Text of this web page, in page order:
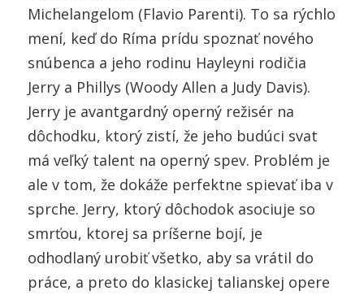
Michelangelom (Flavio Parenti). To sa rýchlo
mení, keď do Ríma prídu spoznať nového
snúbenca a jeho rodinu Hayleyni rodičia
Jerry a Phillys (Woody Allen a Judy Davis).
Jerry je avantgardný operný režisér na
dôchodku, ktorý zistí, že jeho budúci svat
má veľký talent na operný spev. Problém je
ale v tom, že dokáže perfektne spievať iba v
sprche. Jerry, ktorý dôchodok asociuje so
smrťou, ktorej sa príšerne bojí, je
odhodlaný urobiť všetko, aby sa vrátil do
práce, a preto do klasickej talianskej opere